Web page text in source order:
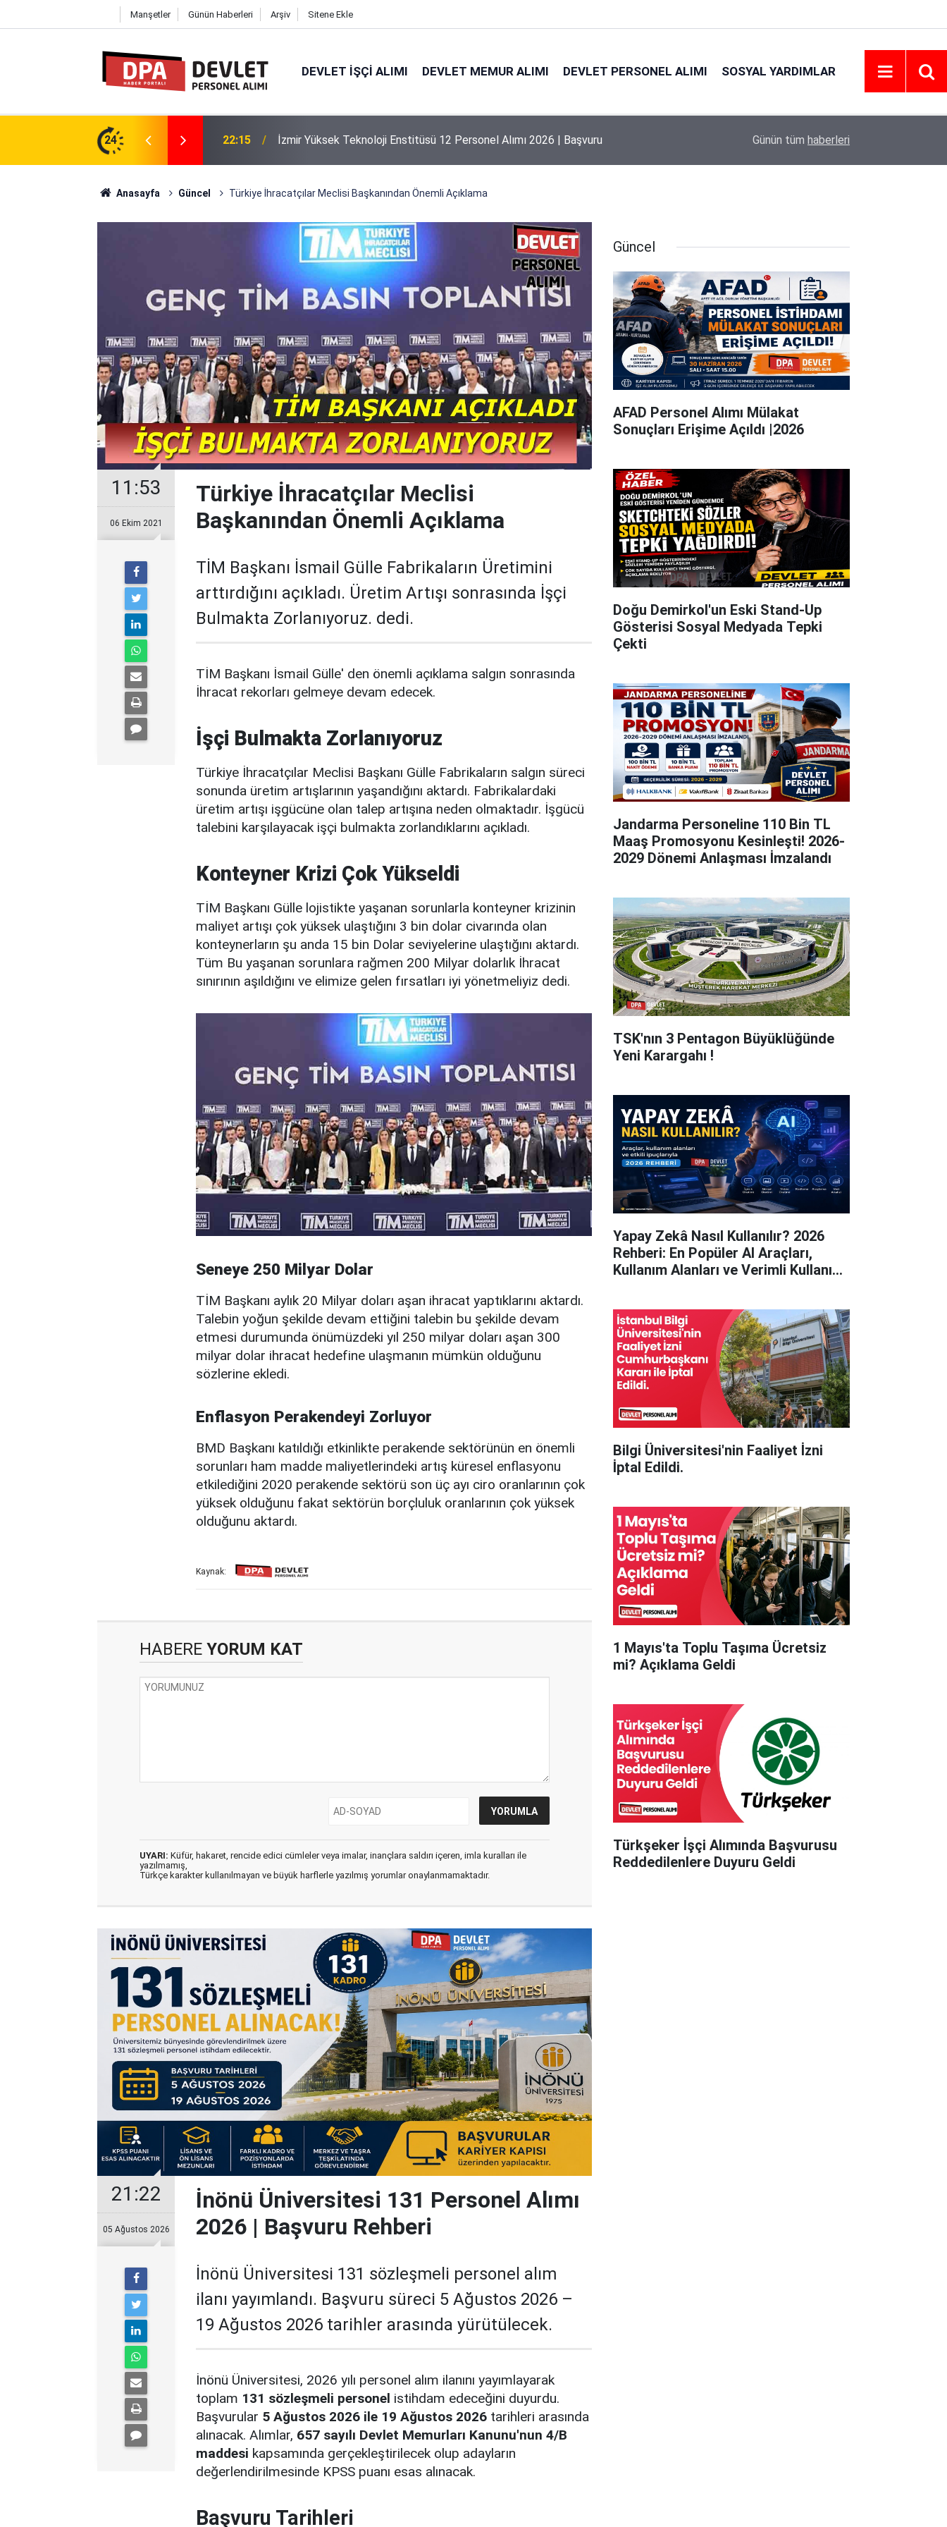
Manşetler Günün Haberleri Arşiv Sitene Ekle
DEVLET İŞÇI ALIMI DEVLET MEMUR ALIMI DEVLET PERSONEL ALIMI SOSYAL YARDIMLAR
24
Personel Alımı 2026 | Başvuru 21:22 İnönü Üniversitesi 131 Personel Alımı 2026 | Başvuru Rehberi Emniyet Personel Alım İlanı 2026 | Şartlar
Günün tüm haberleri
Anasayfa Güncel Türkiye İhracatçılar Meclisi Başkanından Önemli Açıklama
11:53
06 Ekim 2021
Türkiye İhracatçılar Meclisi
Başkanından Önemli Açıklama
TİM Başkanı İsmail Gülle Fabrikaların Üretimini
arttırdığını açıkladı. Üretim Artışı sonrasında İşçi
Bulmakta Zorlanıyoruz. dedi.
TİM Başkanı İsmail Gülle' den önemli açıklama salgın sonrasında
İhracat rekorları gelmeye devam edecek.
İşçi Bulmakta Zorlanıyoruz
Türkiye İhracatçılar Meclisi Başkanı Gülle Fabrikaların salgın süreci
sonunda üretim artışlarının yaşandığını aktardı. Fabrikalardaki
üretim artışı işgücüne olan talep artışına neden olmaktadır. İşgücü
talebini karşılayacak işçi bulmakta zorlandıklarını açıkladı.
Konteyner Krizi Çok Yükseldi
TİM Başkanı Gülle lojistikte yaşanan sorunlarla konteyner krizinin
maliyet artışı çok yüksek ulaştığını 3 bin dolar civarında olan
konteynerların şu anda 15 bin Dolar seviyelerine ulaştığını aktardı.
Tüm Bu yaşanan sorunlara rağmen 200 Milyar dolarlık İhracat
sınırının aşıldığını ve elimize gelen fırsatları iyi yönetmeliyiz dedi.
Seneye 250 Milyar Dolar
TİM Başkanı aylık 20 Milyar doları aşan ihracat yaptıklarını aktardı.
Talebin yoğun şekilde devam ettiğini talebin bu şekilde devam
etmesi durumunda önümüzdeki yıl 250 milyar doları aşan 300
milyar dolar ihracat hedefine ulaşmanın mümkün olduğunu
sözlerine ekledi.
Enflasyon Perakendeyi Zorluyor
BMD Başkanı katıldığı etkinlikte perakende sektörünün en önemli
sorunları ham madde maliyetlerindeki artış küresel enflasyonu
etkilediğini 2020 perakende sektörü son üç ayı ciro oranlarının çok
yüksek olduğunu fakat sektörün borçluluk oranlarının çok yüksek
olduğunu aktardı.
Kaynak:
HABERE YORUM KAT
UYARI: Küfür, hakaret, rencide edici cümleler veya imalar, inançlara saldırı içeren, imla kuralları ile
yazılmamış,
Türkçe karakter kullanılmayan ve büyük harflerle yazılmış yorumlar onaylanmamaktadır.
21:22
05 Ağustos 2026
İnönü Üniversitesi 131 Personel Alımı
2026 | Başvuru Rehberi
İnönü Üniversitesi 131 sözleşmeli personel alım
ilanı yayımlandı. Başvuru süreci 5 Ağustos 2026 –
19 Ağustos 2026 tarihler arasında yürütülecek.
İnönü Üniversitesi, 2026 yılı personel alım ilanını yayımlayarak
toplam 131 sözleşmeli personel istihdam edeceğini duyurdu.
Başvurular 5 Ağustos 2026 ile 19 Ağustos 2026 tarihleri arasında
alınacak. Alımlar, 657 sayılı Devlet Memurları Kanunu'nun 4/B
maddesi kapsamında gerçekleştirilecek olup adayların
değerlendirilmesinde KPSS puanı esas alınacak.
Başvuru Tarihleri
Güncel
AFAD Personel Alımı Mülakat
Sonuçları Erişime Açıldı |2026
Doğu Demirkol'un Eski Stand-Up
Gösterisi Sosyal Medyada Tepki
Çekti
Jandarma Personeline 110 Bin TL
Maaş Promosyonu Kesinleşti! 2026-
2029 Dönemi Anlaşması İmzalandı
TSK'nın 3 Pentagon Büyüklüğünde
Yeni Karargahı !
Yapay Zekâ Nasıl Kullanılır? 2026
Rehberi: En Popüler AI Araçları,
Kullanım Alanları ve Verimli Kullanım
Bilgi Üniversitesi'nin Faaliyet İzni
İptal Edildi.
1 Mayıs'ta Toplu Taşıma Ücretsiz
mi? Açıklama Geldi
Türkşeker İşçi Alımında Başvurusu
Reddedilenlere Duyuru Geldi